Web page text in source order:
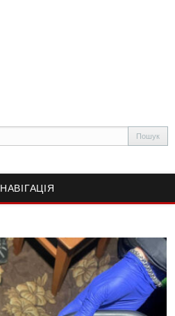
НАВІГАЦІЯ